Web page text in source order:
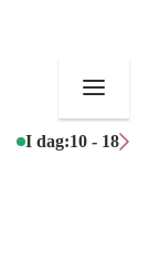
I dag:10 - 18